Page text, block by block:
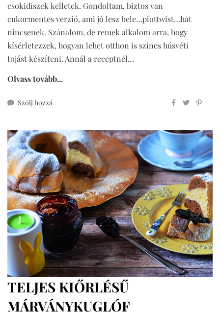
csokidíszek kelletek. Gondoltam, biztos van
cukormentes verzió, ami jó lesz bele…plottwist…hát
nincsenek. Szánalom, de remek alkalom arra, hogy
kísérletezzek, hogyan lehet otthon is színes húsvéti
tojást készíteni. Annál a receptnél…
Olvass tovább...
Szólj hozzá
házi
marcipánból
(mindenmentes,
vegán)
TELJES KIŐRLÉSŰ
MÁRVÁNYKUGLÓF